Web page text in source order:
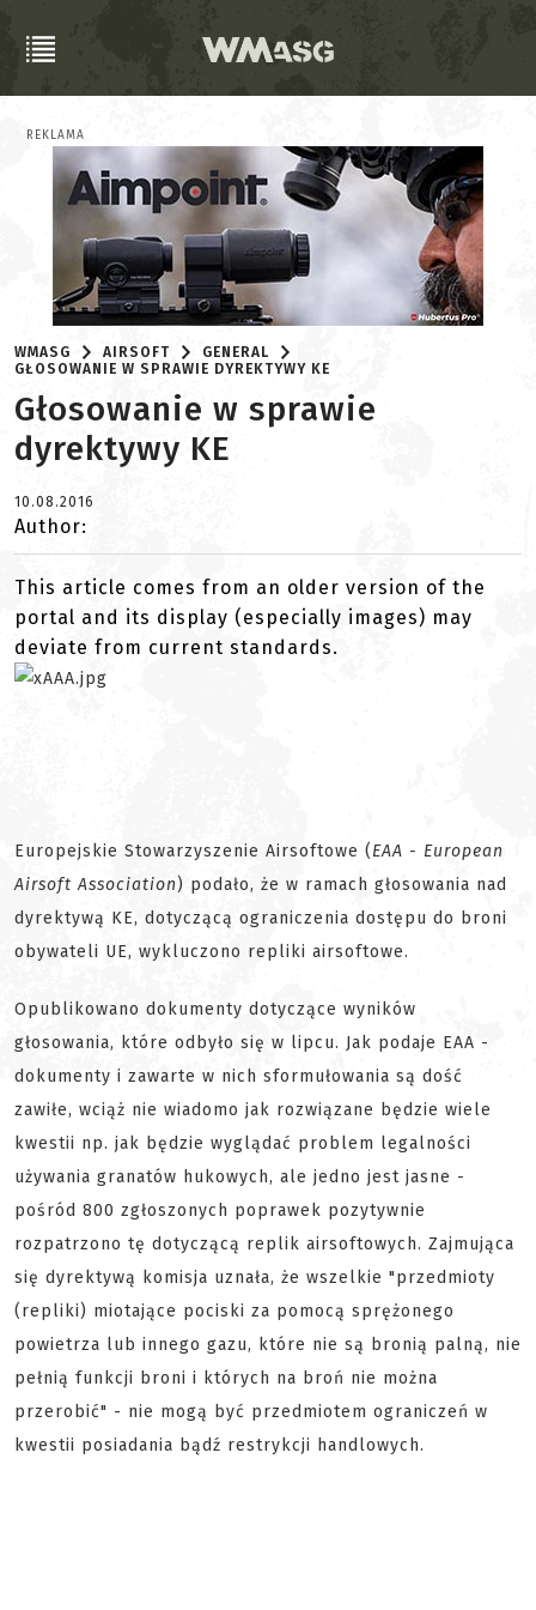
REKLAMA
WMASG AIRSOFT
GENERAL
GŁOSOWANIE W SPRAWIE DYREKTYWY KE
Głosowanie w sprawie
dyrektywy KE
10.08.2016
Author:
This article comes from an older version of the
portal and its display (especially images) may
deviate from current standards.
Europejskie Stowarzyszenie Airsoftowe (EAA - European
Airsoft Association) podało, że w ramach głosowania nad
dyrektywą KE, dotyczącą ograniczenia dostępu do broni
obywateli UE, wykluczono repliki airsoftowe.
Opublikowano dokumenty dotyczące wyników
głosowania, które odbyło się w lipcu. Jak podaje EAA -
dokumenty i zawarte w nich sformułowania są dość
zawiłe, wciąż nie wiadomo jak rozwiązane będzie wiele
kwestii np. jak będzie wyglądać problem legalności
używania granatów hukowych, ale jedno jest jasne -
pośród 800 zgłoszonych poprawek pozytywnie
rozpatrzono tę dotyczącą replik airsoftowych. Zajmująca
się dyrektywą komisja uznała, że wszelkie "przedmioty
(repliki) miotające pociski za pomocą sprężonego
powietrza lub innego gazu, które nie są bronią palną, nie
pełnią funkcji broni i których na broń nie można
przerobić" - nie mogą być przedmiotem ograniczeń w
kwestii posiadania bądź restrykcji handlowych.